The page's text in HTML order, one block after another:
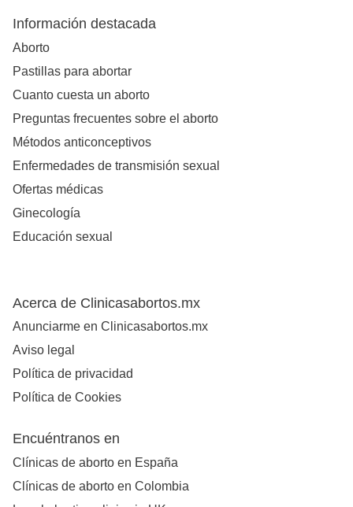
Información destacada
Aborto
Pastillas para abortar
Cuanto cuesta un aborto
Preguntas frecuentes sobre el aborto
Métodos anticonceptivos
Enfermedades de transmisión sexual
Ofertas médicas
Ginecología
Educación sexual
Acerca de Clinicasabortos.mx
Anunciarme en Clinicasabortos.mx
Aviso legal
Política de privacidad
Política de Cookies
Encuéntranos en
Clínicas de aborto en España
Clínicas de aborto en Colombia